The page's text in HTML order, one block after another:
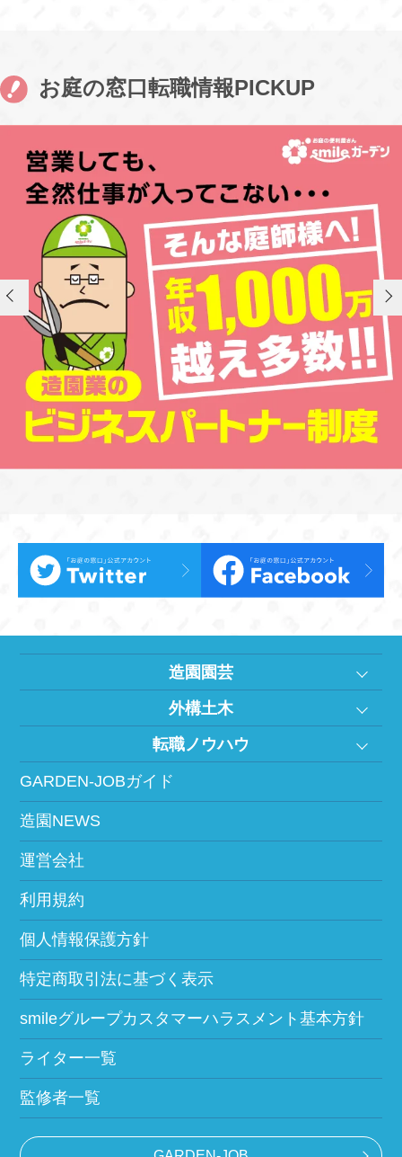
お庭の窓口転職情報PICKUP
造園園芸
外構土木
転職ノウハウ
GARDEN-JOBガイド
造園NEWS
運営会社
利用規約
個人情報保護方針
特定商取引法に基づく表示
smileグループカスタマーハラスメント基本方針
ライター一覧
監修者一覧